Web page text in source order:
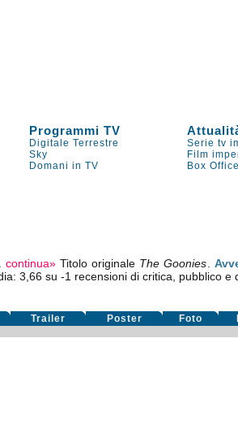
Programmi TV
Digitale Terrestre Serie tv
Sky Film
Domani in TV Box Office
.continua» Titolo originale The Goonies
3,66 su -1 recensioni di critica, pubblico e
Trailer Poster Foto